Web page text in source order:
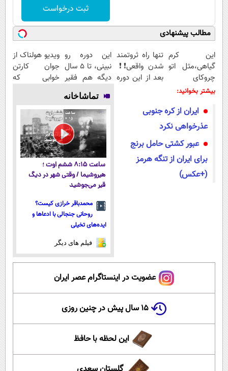
ثبت درخواست
مطالب پیشنهادی
این کرم
گیاهی،مثل اتو
چروکای
پوستتوصاف
تنها راه ثروتمند
شدن واقعی❗❗
بعد از این دوره
این دوره رو
نبینی، تا 5 سال
دیگه هم فقیر
می‌مونی! همین
الان ثبت نام
کن
ویدیو هولناک از
جوان کارتن
خوابی که
بیشتر بخوانید:
ایران از کره جنوبی
عذرخواهی نکرد
عبور کشتی حامل برنج
برای ایران از تنگه هرمز
(+عکس)
تماشاخانه
ساعت ۸:۱۵ ششم اوت ؛
هیروشیما / وقتی شهر در دیگ
قیر می‌جوشید
محمدباقر خرازی کیست؟
روحانی جنجالی با ادعاها و
ایده‌های تخیلی
فیلم های دیگر
عضویت در اینستاگرام عصر ایران
۱۵ سال پیش در چنین روزی
این لحظه با حافظ